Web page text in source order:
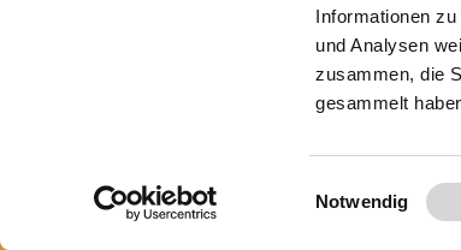
Informationen
und Analysen
zusammen, die
gesammelt
Notwendig
© 2026 Schlegel & Co. Gartenprodukte GmbH